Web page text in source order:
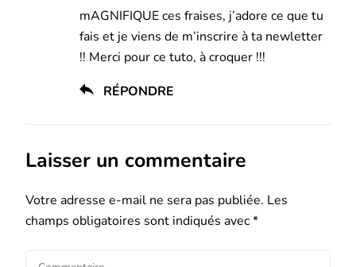
mAGNIFIQUE ces fraises, j’adore ce que tu
fais et je viens de m’inscrire à ta newletter
!! Merci pour ce tuto, à croquer !!!
RÉPONDRE
Laisser un commentaire
Votre adresse e-mail ne sera pas publiée. Les
champs obligatoires sont indiqués avec*